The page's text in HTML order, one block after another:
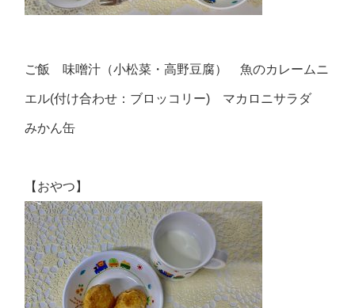
ご飯 味噌汁（小松菜・高野豆腐） 魚のカレームニ
エル(付け合わせ：ブロッコリー) マカロニサラダ
みかん缶
【おやつ】